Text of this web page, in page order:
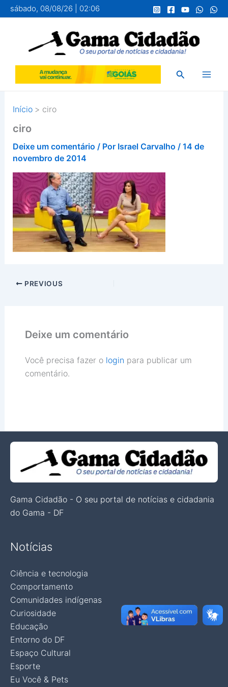
para
conteúdo
sábado, 08/08/26 | 02:06
Pesquisar
Início ciro
ciro
Deixe um comentário / Por Israel Carvalho / 14 de
novembro de 2014
PREVIOUS
Deixe um comentário
Você precisa fazer o login para publicar um
comentário.
Gama Cidadão - O seu portal de notícias e cidadania
do Gama - DF
Notícias
Ciência e tecnologia
Comportamento
Comunidades indígenas
Curiosidade
Educação
Entorno do DF
Espaço Cultural
Esporte
Eu Você & Pets